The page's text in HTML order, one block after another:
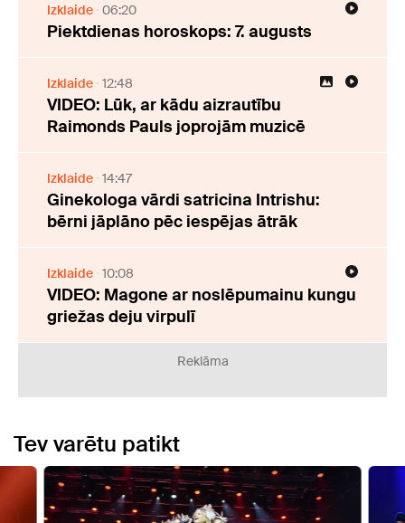
Izklaide 06:20
Piektdienas horoskops: 7. augusts
Izklaide 12:48
VIDEO: Lūk, ar kādu aizrautību
Raimonds Pauls joprojām muzicē
Izklaide 14:47
Ginekologa vārdi satricina Intrishu:
bērni jāplāno pēc iespējas ātrāk
Izklaide 10:08
VIDEO: Magone ar noslēpumainu kungu
griežas deju virpulī
Reklāma
Tev varētu patikt